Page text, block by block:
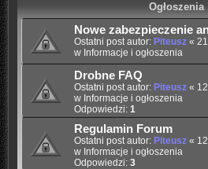
Ogłoszenia
Nowe zabezpieczenie
Ostatni post autor: Piteusz«
w Informacje i ogłoszenia
Drobne FAQ
Ostatni post autor: Piteusz«
w Informacje i ogłoszenia
Odpowiedzi: 1
Regulamin Forum
Ostatni post autor: Piteusz«
w Informacje i ogłoszenia
Odpowiedzi: 3